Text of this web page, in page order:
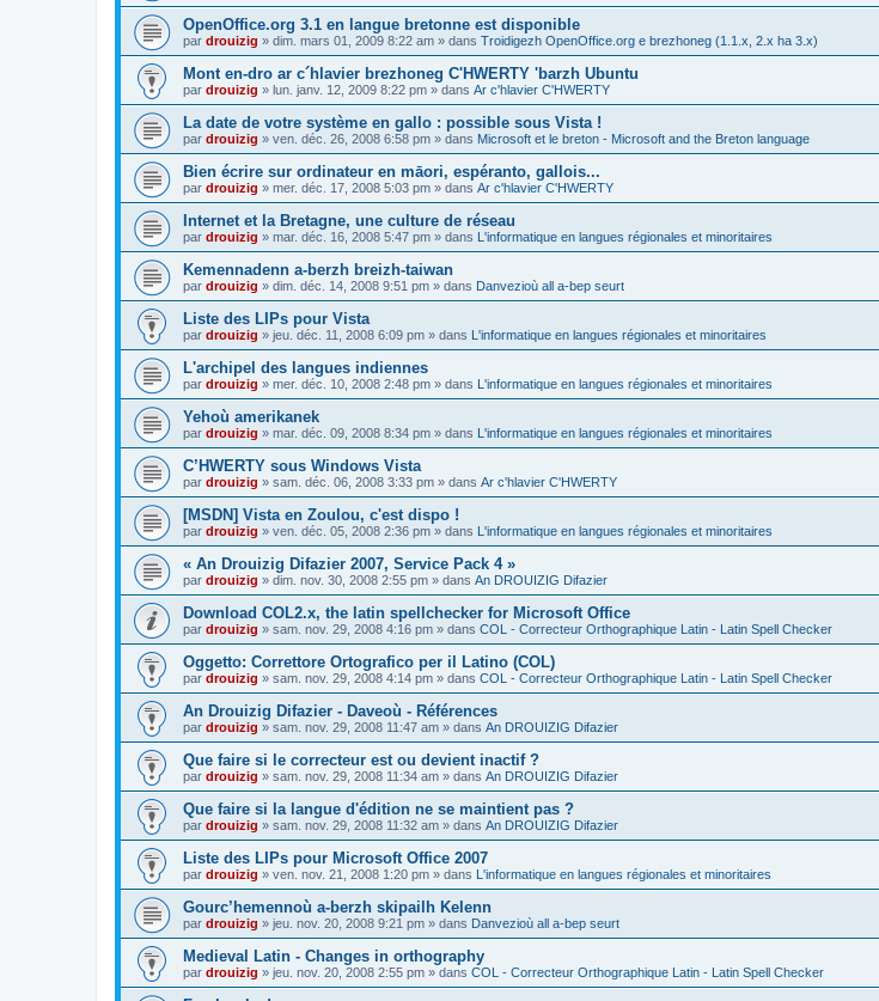
OpenOffice.org 3.1 en langue bretonne est disponible
par drouizig » dim. mars 01, 2009 8:22 am » dans Troidigezh OpenOffice.org e brezhoneg (1.1.x, 2.x ha 3.x)
Mont en-dro ar c´hlavier brezhoneg C'HWERTY 'barzh Ubuntu
par drouizig » lun. janv. 12, 2009 8:22 pm » dans Ar c'hlavier C'HWERTY
La date de votre système en gallo : possible sous Vista !
par drouizig » ven. déc. 26, 2008 6:58 pm » dans Microsoft et le breton - Microsoft and the Breton language
Bien écrire sur ordinateur en māori, espéranto, gallois...
par drouizig » mer. déc. 17, 2008 5:03 pm » dans Ar c'hlavier C'HWERTY
Internet et la Bretagne, une culture de réseau
par drouizig » mar. déc. 16, 2008 5:47 pm » dans L'informatique en langues régionales et minoritaires
Kemennadenn a-berzh breizh-taiwan
par drouizig » dim. déc. 14, 2008 9:51 pm » dans Danvezioù all a-bep seurt
Liste des LIPs pour Vista
par drouizig » jeu. déc. 11, 2008 6:09 pm » dans L'informatique en langues régionales et minoritaires
L'archipel des langues indiennes
par drouizig » mer. déc. 10, 2008 2:48 pm » dans L'informatique en langues régionales et minoritaires
Yehoù amerikanek
par drouizig » mar. déc. 09, 2008 8:34 pm » dans L'informatique en langues régionales et minoritaires
C’HWERTY sous Windows Vista
par drouizig » sam. déc. 06, 2008 3:33 pm » dans Ar c'hlavier C'HWERTY
[MSDN] Vista en Zoulou, c'est dispo !
par drouizig » ven. déc. 05, 2008 2:36 pm » dans L'informatique en langues régionales et minoritaires
« An Drouizig Difazier 2007, Service Pack 4 »
par drouizig » dim. nov. 30, 2008 2:55 pm » dans An DROUIZIG Difazier
Download COL2.x, the latin spellchecker for Microsoft Office
par drouizig » sam. nov. 29, 2008 4:16 pm » dans COL - Correcteur Orthographique Latin - Latin Spell Checker
Oggetto: Correttore Ortografico per il Latino (COL)
par drouizig » sam. nov. 29, 2008 4:14 pm » dans COL - Correcteur Orthographique Latin - Latin Spell Checker
An Drouizig Difazier - Daveoù - Références
par drouizig » sam. nov. 29, 2008 11:47 am » dans An DROUIZIG Difazier
Que faire si le correcteur est ou devient inactif ?
par drouizig » sam. nov. 29, 2008 11:34 am » dans An DROUIZIG Difazier
Que faire si la langue d'édition ne se maintient pas ?
par drouizig » sam. nov. 29, 2008 11:32 am » dans An DROUIZIG Difazier
Liste des LIPs pour Microsoft Office 2007
par drouizig » ven. nov. 21, 2008 1:20 pm » dans L'informatique en langues régionales et minoritaires
Gourc’hemennoù a-berzh skipailh Kelenn
par drouizig » jeu. nov. 20, 2008 9:21 pm » dans Danvezioù all a-bep seurt
Medieval Latin - Changes in orthography
par drouizig » jeu. nov. 20, 2008 2:55 pm » dans COL - Correcteur Orthographique Latin - Latin Spell Checker